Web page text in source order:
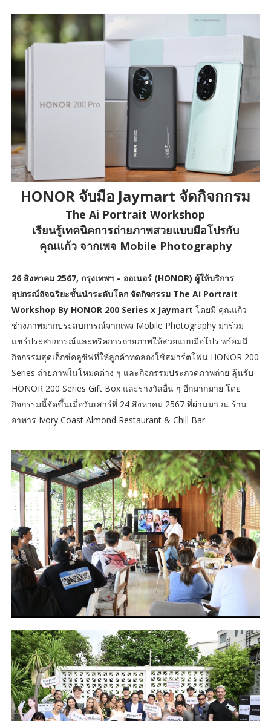
HONOR จับมือ Jaymart จัดกิจกกรม
The Ai Portrait Workshop
เรียนรู้เทคนิคการถ่ายภาพสวยแบบมือโปรกับ
คุณแก้ว จากเพจ Mobile Photography
26 สิงหาคม 2567, กรุงเทพฯ – ออเนอร์ (HONOR) ผู้ให้บริการ
อุปกรณ์อัจฉริยะชั้นนำระดับโลก จัดกิจกรรม The Ai Portrait
Workshop By HONOR 200 Series x Jaymart โดยมี คุณแก้ว
ช่างภาพมากประสบการณ์จากเพจ Mobile Photography มาร่วม
แชร์ประสบการณ์และทริคการถ่ายภาพให้สวยแบบมือโปร พร้อมมี
กิจกรรมสุดเอ็กซ์คลูซีฟที่ให้ลูกค้าทดลองใช้สมาร์ตโฟน HONOR 200
Series ถ่ายภาพในโหมดต่าง ๆ และกิจกรรมประกวดภาพถ่าย ลุ้นรับ
HONOR 200 Series Gift Box และรางวัลอื่น ๆ อีกมากมาย โดย
กิจกรรมนี้จัดขึ้นเมื่อวันเสาร์ที่ 24 สิงหาคม 2567 ที่ผ่านมา ณ ร้าน
อาหาร Ivory Coast Almond Restaurant & Chill Bar